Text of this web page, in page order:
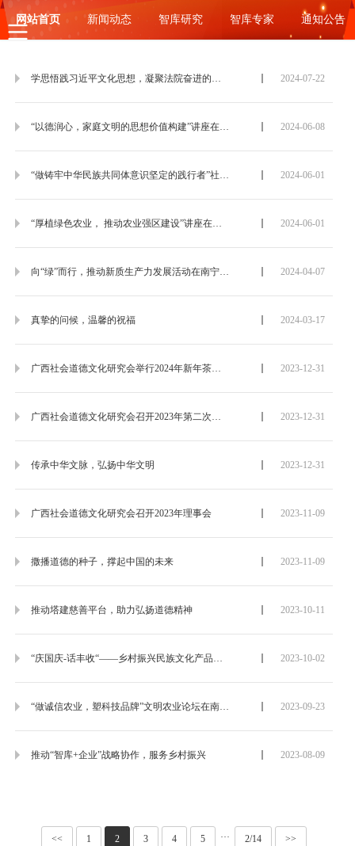
网站首页 新闻动态 智库研究 智库专家 通知公告
学思悟践习近平文化思想，凝聚法院奋进的力量 2024-07-22
“以德润心，家庭文明的思想价值构建”讲座在合浦举行 2024-06-08
“做铸牢中华民族共同体意识坚定的践行者”社科大讲坛在南宁新兴民族学校举行 2024-06-01
“厚植绿色农业， 推动农业强区建设”讲座在天峨举行 2024-06-01
向“绿”而行，推动新质生产力发展活动在南宁举行 2024-04-07
真挚的问候，温馨的祝福 2024-03-17
广西社会道德文化研究会举行2024年新年茶话会 2023-12-31
广西社会道德文化研究会召开2023年第二次理事会暨年终总结会 2023-12-31
传承中华文脉，弘扬中华文明 2023-12-31
广西社会道德文化研究会召开2023年理事会 2023-11-09
撒播道德的种子，撑起中国的未来 2023-11-09
推动塔建慈善平台，助力弘扬道德精神 2023-10-11
“庆国庆-话丰收“——乡村振兴民族文化产品发展沙龙活动 2023-10-02
“做诚信农业，塑科技品牌”文明农业论坛在南宁举行 2023-09-23
推动“智库+企业”战略协作，服务乡村振兴 2023-08-09
<< 1 2 3 4 5 ··· 2/14 >>